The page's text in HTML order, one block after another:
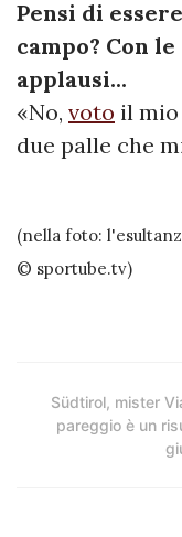
Pensi di
campo? Con
applausi...
«No, voto il
due palle che
(nella foto:
© sportube.tv)
Südtirol, mister
pareggio è un